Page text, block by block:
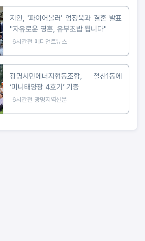
지안, '파이어볼러' 엄정욱과 결혼 발표
"자유로운 영혼, 유부초밥 됩니다"
6시간전 메디먼트뉴스
광명시민에너지협동조합, 철산1동에
‘미니태양광 4호기’ 기증
6시간전 광명지역신문